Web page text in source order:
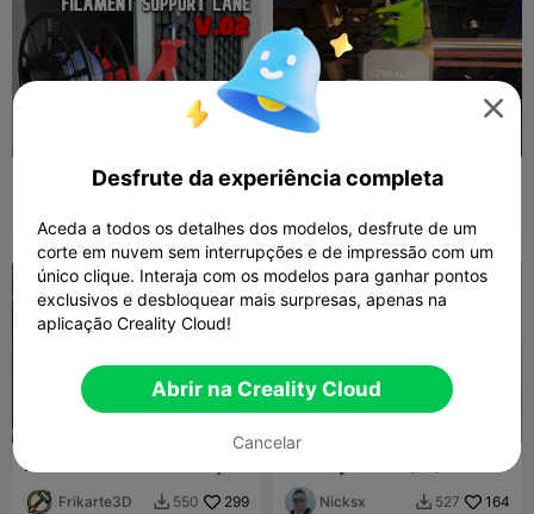
Suporte lateral de guia para
D
Creality K1 - Elevador de
corrente (sem suportes)

D3vil Wears Prada - Edição
Frikarte3D  550 299
Series Z-Axis Lead Screw
Cleaner
Nicksx  527 164

Desfrute da experiência completa
Aceda a todos os detalhes dos modelos, desfrute de um
corte em nuvem sem interrupções e de impressão com um
único clique. Interaja com os modelos para ganhar pontos
exclusivos e desbloquear mais surpresas, apenas na
aplicação Creality Cloud!
Abrir na Creality Cloud
Cancelar